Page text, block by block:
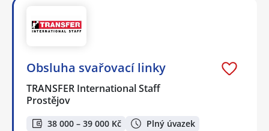
Obsluha svařovací linky
TRANSFER International Staff
Prostějov
38 000 – 39 000 Kč
Plný úvazek